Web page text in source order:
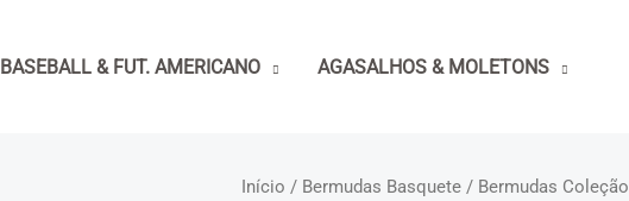
BASEBALL & FUT. AMERICANO AGASALHOS & MOLETONS
Início / Bermudas Basquete / Bermudas Coleção